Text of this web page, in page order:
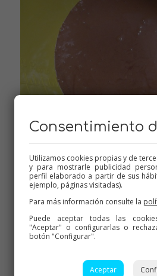
Sin hornear
Consentimiento
Utilizamos cookies propias y de
y para mostrarle publicidad
perfil elaborado a partir de sus
ejemplo, páginas visitadas).
Para más información consulte la
Puede aceptar todas las
"Aceptar" o configurarlas o
botón "Configurar".
Aceptar